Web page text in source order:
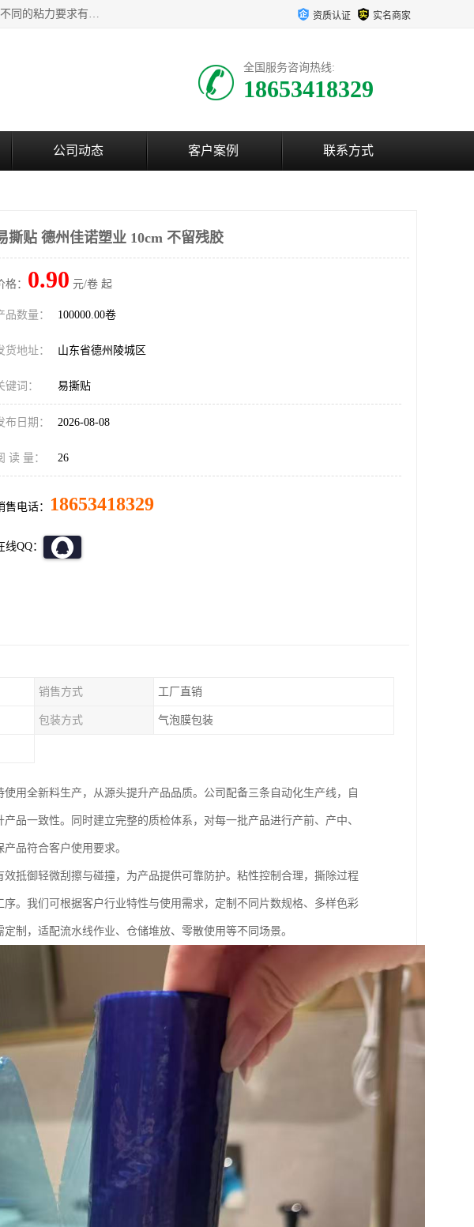
该类保护膜有复合，透明、奶白、蓝色、黑白等膜型。特高粘，高粘，中高粘，中粘，中低粘，低粘等。对于不同的粘力要求有相应的产品相适配。无胶渍残留污染。在较宽的收卷幅度下平整无皱纹，收卷长度大，利于机械化及自动化施工粘贴。为您的产品提供的表面保护解决方案。 产品广泛适用于：铝材、不锈钢、金属、塑料、电子、家电、家具、玻璃、化工材料、装饰材料等。 资质认证 实名商家
全国服务咨询热线:
18653418329
公司动态 客户案例 联系方式
撕贴 德州佳诺塑业 10cm 不留残胶
格： 0.90 元/卷 起
品数量： 100000.00卷
货地址： 山东省德州陵城区
键词： 易撕贴
布日期： 2026-08-08
读 量： 26
售电话： 18653418329
线QQ：
销售方式 工厂直销
包装方式 气泡膜包装
用全新料生产，从源头提升产品品质。公司配备三条自动化生产线，自
品一致性。同时建立完整的质检体系，对每一批产品进行产前、产中、
品符合客户使用要求。
抵御轻微刮擦与碰撞，为产品提供可靠防护。粘性控制合理，撕除过程
。我们可根据客户行业特性与使用需求，定制不同片数规格、多样色彩
制，适配流水线作业、仓储堆放、零散使用等不同场景。